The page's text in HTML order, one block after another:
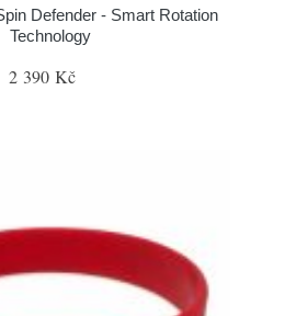
Defender - Smart Rotation
Technology
2 390 Kč